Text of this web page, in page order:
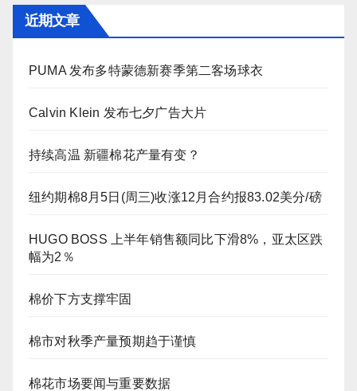
近期文章
PUMA 发布多特蒙德新赛季第二客场球衣
Calvin Klein 发布七夕广告大片
持续高温 新疆棉花产量有变？
纽约期棉8月5日(周三)收涨12月合约报83.02美分/磅
HUGO BOSS 上半年销售额同比下滑8%，亚太区跌
幅为2％
棉价下方支撑牢固
棉市对秋季产量预期趋于谨慎
棉花市场要闻与重要数据